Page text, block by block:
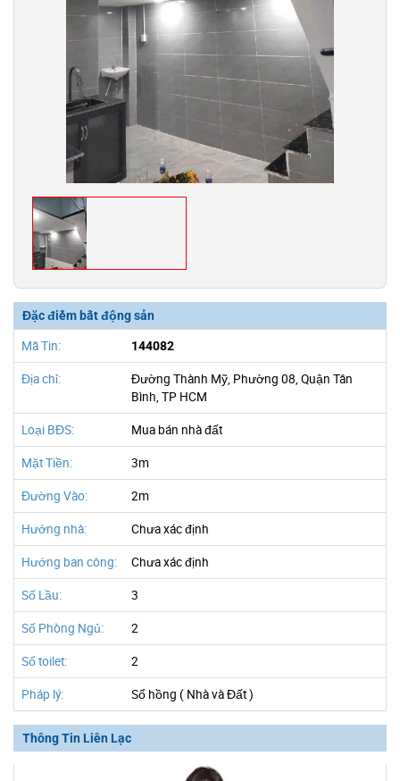
Đặc điểm bất động sản
Mã Tin: 144082
Địa chỉ:
Đường Thành Mỹ, Phường 08, Quận Tân
Bình, TP HCM
Loại BĐS: Mua bán nhà đất
Mặt Tiền: 3m
Đường Vào: 2m
Hướng nhà: Chưa xác định
Hướng ban công: Chưa xác định
Số Lầu: 3
Số Phòng Ngủ: 2
Số toilet: 2
Pháp lý: Sổ hồng ( Nhà và Đất )
Thông Tin Liên Lạc